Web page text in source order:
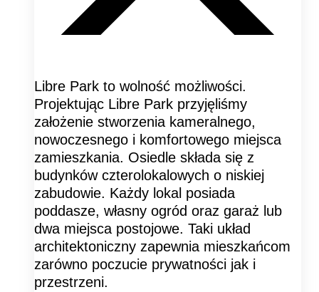
Libre Park to wolność możliwości.
Projektując Libre Park przyjęliśmy
założenie stworzenia kameralnego,
nowoczesnego i komfortowego miejsca
zamieszkania. Osiedle składa się z
budynków czterolokalowych o niskiej
zabudowie. Każdy lokal posiada
poddasze, własny ogród oraz garaż lub
dwa miejsca postojowe. Taki układ
architektoniczny zapewnia mieszkańcom
zarówno poczucie prywatności jak i
przestrzeni.